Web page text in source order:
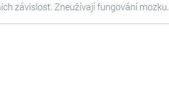
závislost. Zneužívají fungování mozku.